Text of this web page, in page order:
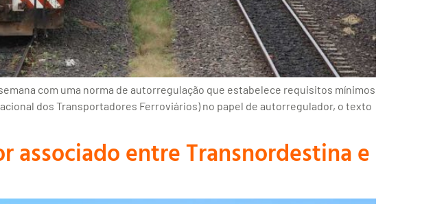
com uma norma de autorregulação que estabelece requisitos mínimos
dos Transportadores Ferroviários) no papel de autorregulador, o texto
associado entre Transnordestina e